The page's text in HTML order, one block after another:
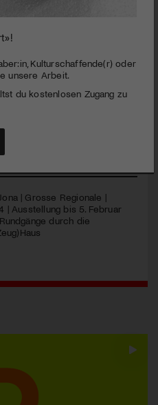
Jona | Grosse
2014
zu sehen im
will, für den lohnt es sich,
| Grosse Regionale |
| Ausstellung bis 5. Februar
durch die
Kulturschaffende(r) oder
unsere Arbeit.
du kostenlosen Zugang zu